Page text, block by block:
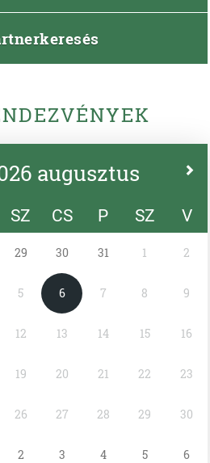
augusztus
SZ CS P SZ V
29 30 31 1 2
5 6 7 8 9
12 13 14 15 16
19 20 21 22 23
26 27 28 29 30
2 3 4 5 6